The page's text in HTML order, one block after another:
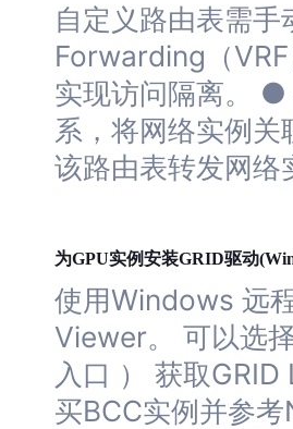
25年搜索沉淀，权威高质多模态信源
百度百科
超3000万全行业词条，800万用户共吸纳
智能生成PPT
智能大纲汇总，文库资源沉淀
AI原生应用
伐谋
全球领先的可商用自我演化超级智能体
秒哒
无代码应用搭建平台
自定义路由表需
Forwarding（
实现访问隔离。 ●
系，将网络实例
该路由表转发网络
为GPU实例安装GRID驱动
使用Windows 远
Viewer。 可以选
入口 ） 获取
买BCC实例并参